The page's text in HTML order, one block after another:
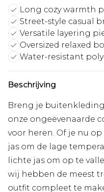
Long cozy warmth
Street-style casual
Versatile layering
Oversized relaxed
Water-resistant
Beschrijving
Breng je
onze ongeëvenaarde
voor heren. Of je nu
jas om de lage
lichte jas om op te
wij hebben de meest
outfit compleet te